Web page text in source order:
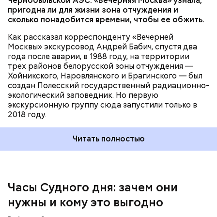
пригодна ли для жизни зона отчуждения и
сколько понадобится времени, чтобы ее обжить.
Как рассказал корреспонденту «Вечерней
Москвы» экскурсовод Андрей Бабич, спустя два
года после аварии, в 1988 году, на территории
трех районов белорусской зоны отчуждения —
Хойникского, Наровлянского и Брагинского — был
создан Полесский государственный радиационно-
экологический заповедник. Но первую
экскурсионную группу сюда запустили только в
2018 году.
Читать полностью
Часы Судного дня: зачем они
нужны и кому это выгодно
— Поскольку мы стоим на пороге второго
ядерного века и периода беспрецедентного
изменения климата, ученые вновь несут особую
ответственность за информирование
Каждый год — в зависимости от того, какие
события происходят в мире, — ученые,
нобелевские лауреаты и специалисты по ядерной
переводе стрелки. Например, в 2017-м причиной
перевода на полминуты вперед послужили как
выбросов углекислого газа, так и усиление
национализма во всем мире и отрицание
изменения климата.
Часы Судного дня — прибыльный
проект